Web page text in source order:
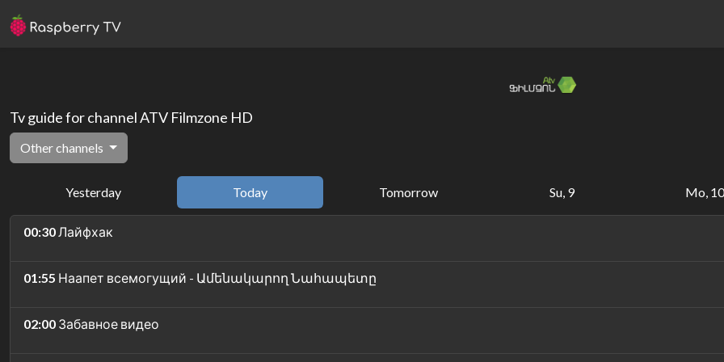
Tv guide for channel ATV Filmzone HD
Other channels
Yesterday Today Tomorrow Su, 9 Mo,
00:30Лайфхак
01:55 Наапет всемогущий - Ամենակարող Նահապետը
02:00 Забавное видео